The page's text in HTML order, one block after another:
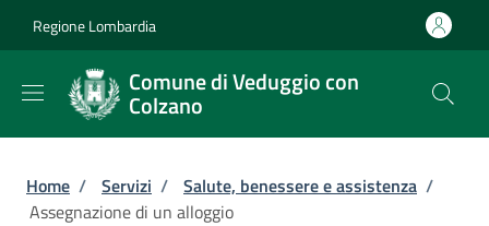
Regione Lombardia
Comune di Veduggio con
Colzano
Briciole di pane
Home / Servizi / Salute, benessere e assistenza /
Assegnazione di un alloggio